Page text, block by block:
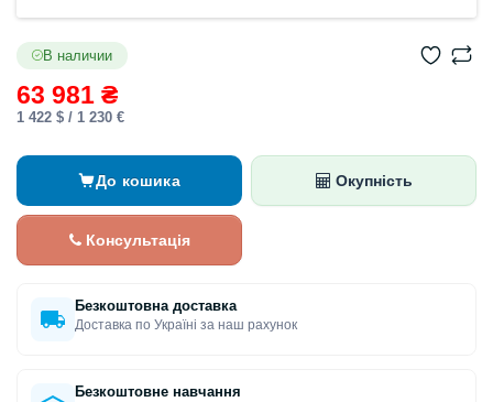
В наличии
63 981 ₴
1 422 $ / 1 230 €
До кошика Окупність
Консультація
Безкоштовна доставка
Доставка по Україні за наш рахунок
Безкоштовне навчання